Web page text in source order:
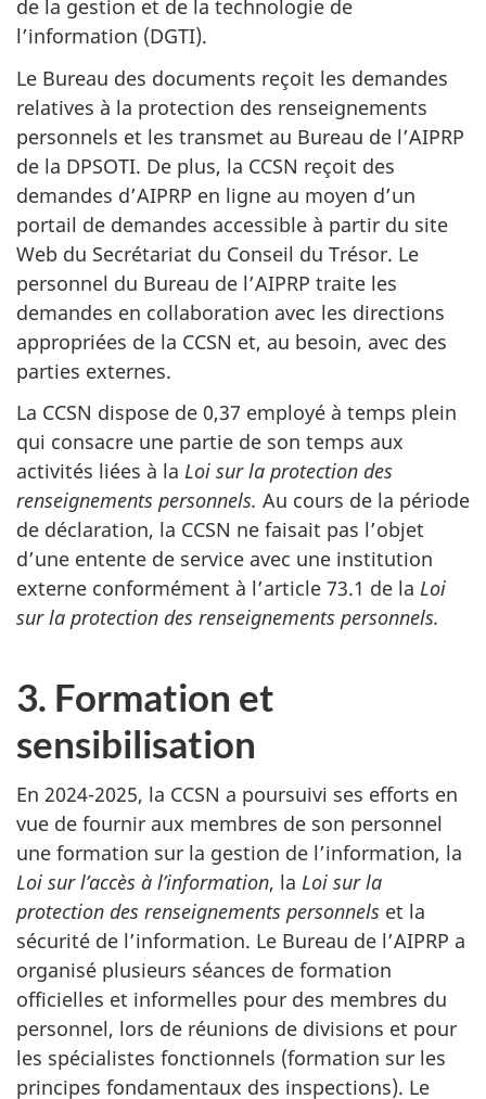
de la gestion et de la technologie de
l’information (DGTI).
Le Bureau des documents reçoit les demandes
relatives à la protection des renseignements
personnels et les transmet au Bureau de l’AIPRP
de la DPSOTI. De plus, la CCSN reçoit des
demandes d’AIPRP en ligne au moyen d’un
portail de demandes accessible à partir du site
Web du Secrétariat du Conseil du Trésor. Le
personnel du Bureau de l’AIPRP traite les
demandes en collaboration avec les directions
appropriées de la CCSN et, au besoin, avec des
parties externes.
La CCSN dispose de 0,37 employé à temps plein
qui consacre une partie de son temps aux
activités liées à la Loi sur la protection des
renseignements personnels. Au cours de la période
de déclaration, la CCSN ne faisait pas l’objet
d’une entente de service avec une institution
externe conformément à l’article 73.1 de la Loi
sur la protection des renseignements personnels.
3. Formation et
sensibilisation
En 2024-2025, la CCSN a poursuivi ses efforts en
vue de fournir aux membres de son personnel
une formation sur la gestion de l’information, la
Loi sur l’accès à l’information, la Loi sur la
protection des renseignements personnels et la
sécurité de l’information. Le Bureau de l’AIPRP a
organisé plusieurs séances de formation
officielles et informelles pour des membres du
personnel, lors de réunions de divisions et pour
les spécialistes fonctionnels (formation sur les
principes fondamentaux des inspections). Le